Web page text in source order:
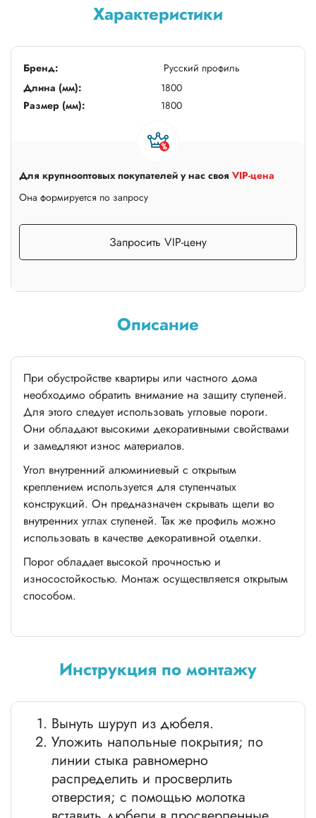
Характеристики
Бренд:
Русский профиль
Длина (мм):
1800
Размер (мм):
1800
Для крупнооптовых покупателей у нас своя VIP-цена
Она формируется по запросу
Запросить VIP-цену
Описание
При обустройстве квартиры или частного дома
необходимо обратить внимание на защиту ступеней.
Для этого следует использовать угловые пороги.
Они обладают высокими декоративными свойствами
и замедляют износ материалов.
Угол внутренний алюминиевый с открытым
креплением используется для ступенчатых
конструкций. Он предназначен скрывать щели во
внутренних углах ступеней. Так же профиль можно
использовать в качестве декоративной отделки.
Порог обладает высокой прочностью и
износостойкостью. Монтаж осуществляется открытым
способом.
Инструкция по монтажу
Вынуть шуруп из дюбеля.
Уложить напольные покрытия; по
линии стыка равномерно
распределить и просверлить
отверстия; с помощью молотка